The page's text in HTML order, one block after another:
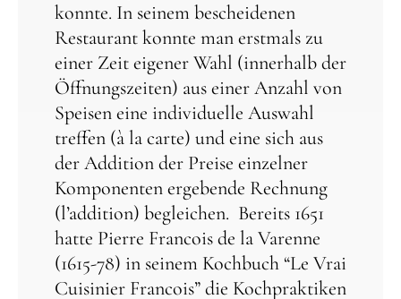
konnte. In seinem bescheidenen
Restaurant konnte man erstmals zu
einer Zeit eigener Wahl (innerhalb der
Öffnungszeiten) aus einer Anzahl von
Speisen eine individuelle Auswahl
treffen (à la carte) und eine sich aus
der Addition der Preise einzelner
Komponenten ergebende Rechnung
(l’addition) begleichen. Bereits 1651
hatte Pierre Francois de la Varenne
(1615-78) in seinem Kochbuch “Le Vrai
Cuisinier Francois” die Kochpraktiken